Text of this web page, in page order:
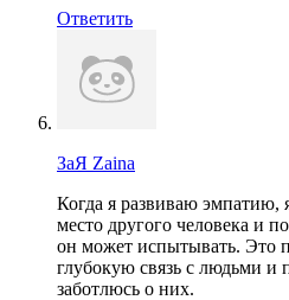
Ответить
ЗаЯ Zaina
Когда я развиваю эмпатию,
место другого человека и
он может испытывать. Это
глубокую связь с людьми и
заботлюсь о них.